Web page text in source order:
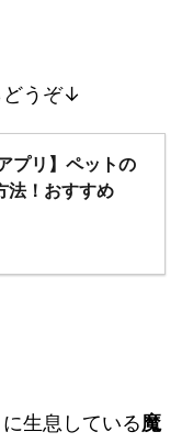
どうぞ↓
プリ】ペットの
法！おすすめ
生息している魔